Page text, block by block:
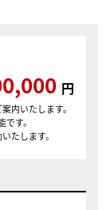
円
内いたします。
す。
たします。